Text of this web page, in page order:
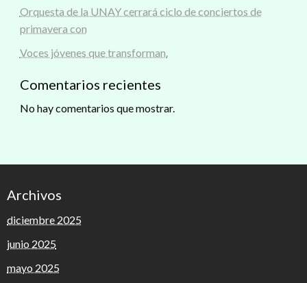
Orquesta de la UNAY cerrará ciclo de conciertos de
primavera con
Voces jóvenes que transforman.
Comentarios recientes
No hay comentarios que mostrar.
Archivos
diciembre 2025
junio 2025
mayo 2025